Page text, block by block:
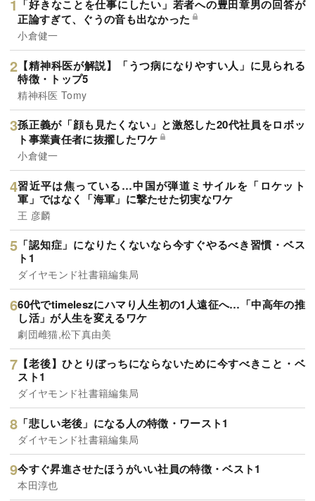
「好きなことを仕事にしたい」若者への豊田章男の回答が
正論すぎて、ぐうの音も出なかった
小倉健一
【精神科医が解説】「うつ病になりやすい人」に見られる
特徴・トップ5
精神科医 Tomy
孫正義が「顔も見たくない」と激怒した20代社員をロボッ
ト事業責任者に抜擢したワケ
小倉健一
習近平は焦っている…中国が弾道ミサイルを「ロケット
軍」ではなく「海軍」に撃たせた切実なワケ
王 彦麟
「認知症」になりたくないなら今すぐやるべき習慣・ベス
ト1
ダイヤモンド社書籍編集局
60代でtimeleszにハマり人生初の1人遠征へ…「中高年の推
し活」が人生を変えるワケ
劇団雌猫,松下真由美
【老後】ひとりぼっちにならないために今すべきこと・ベ
スト1
ダイヤモンド社書籍編集局
「悲しい老後」になる人の特徴・ワースト1
ダイヤモンド社書籍編集局
今すぐ昇進させたほうがいい社員の特徴・ベスト1
本田淳也